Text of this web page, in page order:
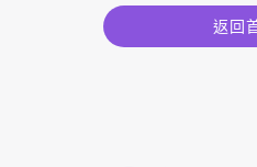
返回